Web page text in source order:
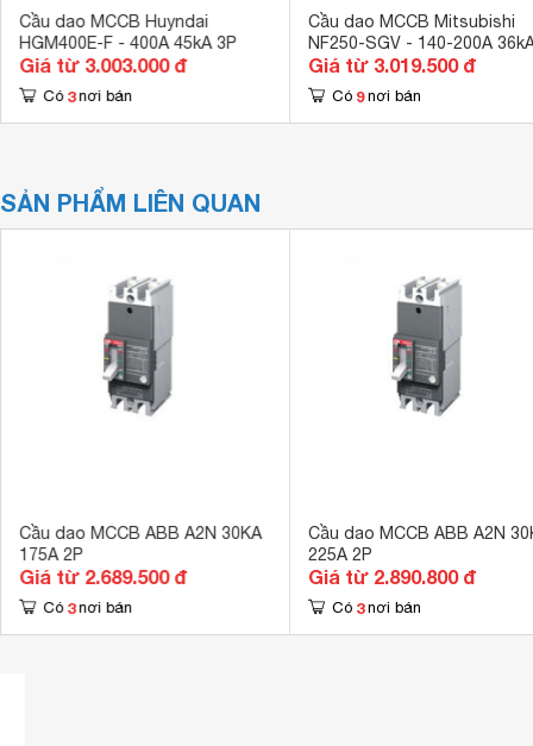
Cầu dao MCCB Huyndai
HGM400E-F - 400A 45kA 3P
Giá từ 3.003.000 đ
Có 3 nơi bán
Cầu dao MCCB Mitsubishi
NF250-SGV - 140-200A
Giá từ 3.019.500 đ
Có 9 nơi bán
SẢN PHẨM LIÊN QUAN
Cầu dao MCCB ABB A2N 30KA
175A 2P
Giá từ 2.689.500 đ
Có 3 nơi bán
Cầu dao MCCB ABB A2N
225A 2P
Giá từ 2.890.800 đ
Có 3 nơi bán